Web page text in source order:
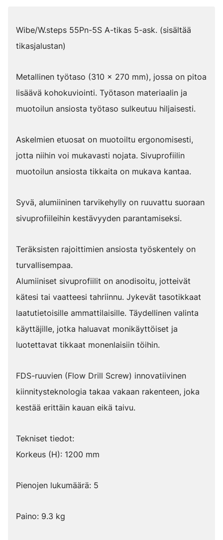
Wibe/W.steps 55Pn-5S A-tikas 5-ask. (sisältää
tikasjalustan)
Metallinen työtaso (310 x 270 mm), jossa on pitoa
lisäävä kohokuviointi. Työtason materiaalin ja
muotoilun ansiosta työtaso sulkeutuu hiljaisesti.
Askelmien etuosat on muotoiltu ergonomisesti,
jotta niihin voi mukavasti nojata. Sivuprofiilin
muotoilun ansiosta tikkaita on mukava kantaa.
Syvä, alumiininen tarvikehylly on ruuvattu suoraan
sivuprofiileihin kestävyyden parantamiseksi.
Teräksisten rajoittimien ansiosta työskentely on
turvallisempaa.
Alumiiniset sivuprofiilit on anodisoitu, jotteivät
kätesi tai vaatteesi tahriinnu. Jykevät tasotikkaat
laatutietoisille ammattilaisille. Täydellinen valinta
käyttäjille, jotka haluavat monikäyttöiset ja
luotettavat tikkaat monenlaisiin töihin.
FDS-ruuvien (Flow Drill Screw) innovatiivinen
kiinnitysteknologia takaa vakaan rakenteen, joka
kestää erittäin kauan eikä taivu.
Tekniset tiedot:
Korkeus (H): 1200 mm
Pienojen lukumäärä: 5
Paino: 9.3 kg